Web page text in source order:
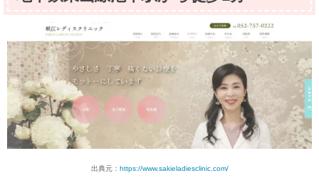
出典元： https://www.sakieladiesclinic.com/